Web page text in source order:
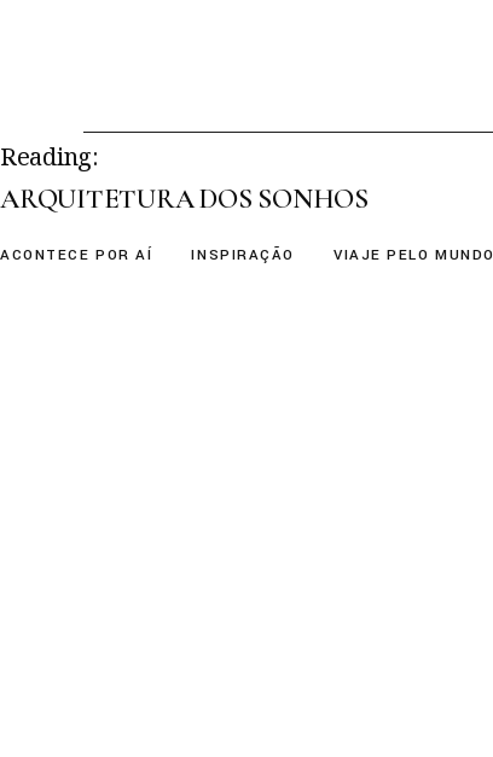
Reading:
ARQUITETURA DOS SONHOS
ACONTECE POR AÍ INSPIRAÇÃO VIAJE PELO MUNDO